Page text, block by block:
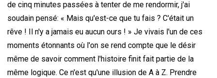
de cinq minutes passées à tenter de me rendormir, j'ai
soudain pensé: « Mais qu'est-ce que tu fais ? C'était un
rêve ! Il n'y a jamais eu aucun ours ! » Je vivais l'un de ces
moments étonnants où l'on se rend compte que le désir
même de savoir comment l'histoire finit fait partie de la
même logique. Ce n'est qu'une illusion de A à Z. Prendre